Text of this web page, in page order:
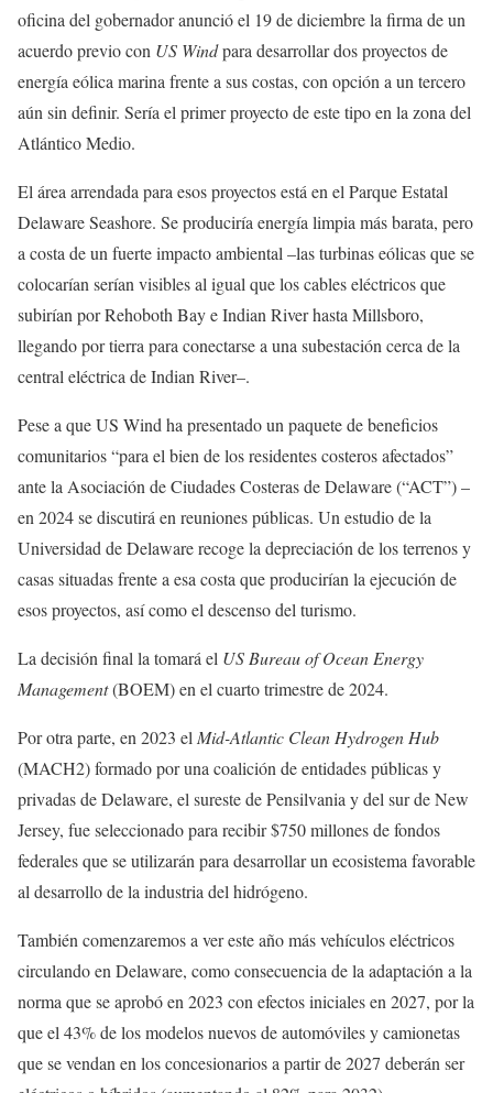
oficina del gobernador anunció el 19 de diciembre la firma de un
acuerdo previo con US Windpara desarrollar dos proyectos de
energía eólica marina frente a sus costas, con opción a un tercero
aún sin definir. Sería el primer proyecto de este tipo en la zona del
Atlántico Medio.
El área arrendada para esos proyectos está en el Parque Estatal
Delaware Seashore. Se produciría energía limpia más barata, pero
a costa de un fuerte impacto ambiental –las turbinas eólicas que se
colocarían serían visibles al igual que los cables eléctricos que
subirían por Rehoboth Bay e Indian River hasta Millsboro,
llegando por tierra para conectarse a una subestación cerca de la
central eléctrica de Indian River–.
Pese a que US Wind ha presentado un paquete de beneficios
comunitarios “para el bien de los residentes costeros afectados”
ante la Asociación de Ciudades Costeras de Delaware (“ACT”) –
en 2024 se discutirá en reuniones públicas. Un estudio de la
Universidad de Delaware recoge la depreciación de los terrenos y
casas situadas frente a esa costa que producirían la ejecución de
esos proyectos, así como el descenso del turismo.
La decisión final la tomará el US Bureau of Ocean Energy
Management(BOEM) en el cuarto trimestre de 2024.
Por otra parte, en 2023 elMid-Atlantic Clean Hydrogen Hub
(MACH2) formado por una coalición de entidades públicas y
privadas de Delaware, el sureste de Pensilvania y del sur de New
Jersey, fue seleccionado para recibir $750 millones de fondos
federales que se utilizarán para desarrollar un ecosistema favorable
al desarrollo de la industria del hidrógeno.
También comenzaremos a ver este año más vehículos eléctricos
circulando en Delaware, como consecuencia de la adaptación a la
norma que se aprobó en 2023 con efectos iniciales en 2027, por la
que el 43% de los modelos nuevos de automóviles y camionetas
que se vendan en los concesionarios a partir de 2027 deberán ser